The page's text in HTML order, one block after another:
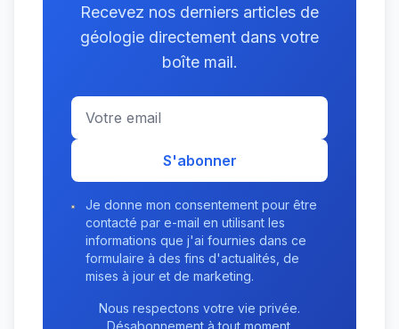
Recevez nos derniers articles de
géologie directement dans votre
boîte mail.
S'abonner
Je donne mon consentement pour être
contacté par e-mail en utilisant les
informations que j'ai fournies dans ce
formulaire à des fins d'actualités, de
mises à jour et de marketing.
Nous respectons votre vie privée.